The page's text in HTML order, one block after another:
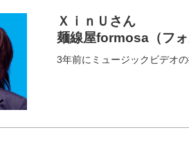
ＸｉｎＵさん
麺線屋formosa（
3年前にミュージックビデオ